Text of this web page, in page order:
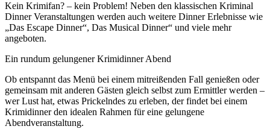
Kein Krimifan? – kein Problem! Neben den klassischen Kriminal
Dinner Veranstaltungen werden auch weitere Dinner Erlebnisse wie
„Das Escape Dinner“, Das Musical Dinner“ und viele mehr
angeboten.
Ein rundum gelungener Krimidinner Abend
Ob entspannt das Menü bei einem mitreißenden Fall genießen oder
gemeinsam mit anderen Gästen gleich selbst zum Ermittler werden –
wer Lust hat, etwas Prickelndes zu erleben, der findet bei einem
Krimidinner den idealen Rahmen für eine gelungene
Abendveranstaltung.